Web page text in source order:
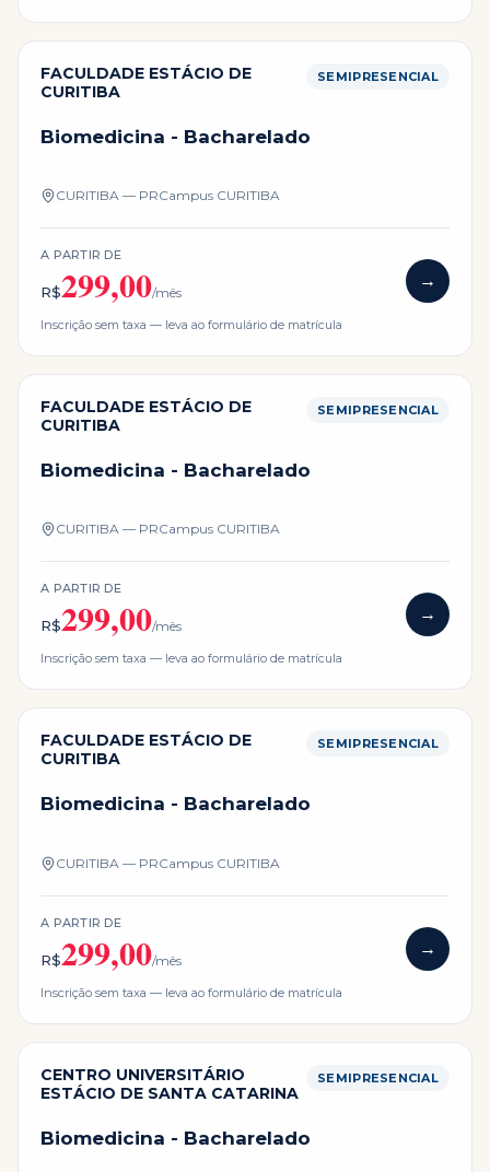
FACULDADE ESTÁCIO DE
CURITIBA
SEMIPRESENCIAL
Biomedicina - Bacharelado
CURITIBA — PRCampus CURITIBA
A PARTIR DE
R$299,00/mês
→
Inscrição sem taxa — leva ao formulário de matrícula
FACULDADE ESTÁCIO DE
CURITIBA
SEMIPRESENCIAL
Biomedicina - Bacharelado
CURITIBA — PRCampus CURITIBA
A PARTIR DE
R$299,00/mês
→
Inscrição sem taxa — leva ao formulário de matrícula
FACULDADE ESTÁCIO DE
CURITIBA
SEMIPRESENCIAL
Biomedicina - Bacharelado
CURITIBA — PRCampus CURITIBA
A PARTIR DE
R$299,00/mês
→
Inscrição sem taxa — leva ao formulário de matrícula
CENTRO UNIVERSITÁRIO
ESTÁCIO DE SANTA CATARINA
SEMIPRESENCIAL
Biomedicina - Bacharelado